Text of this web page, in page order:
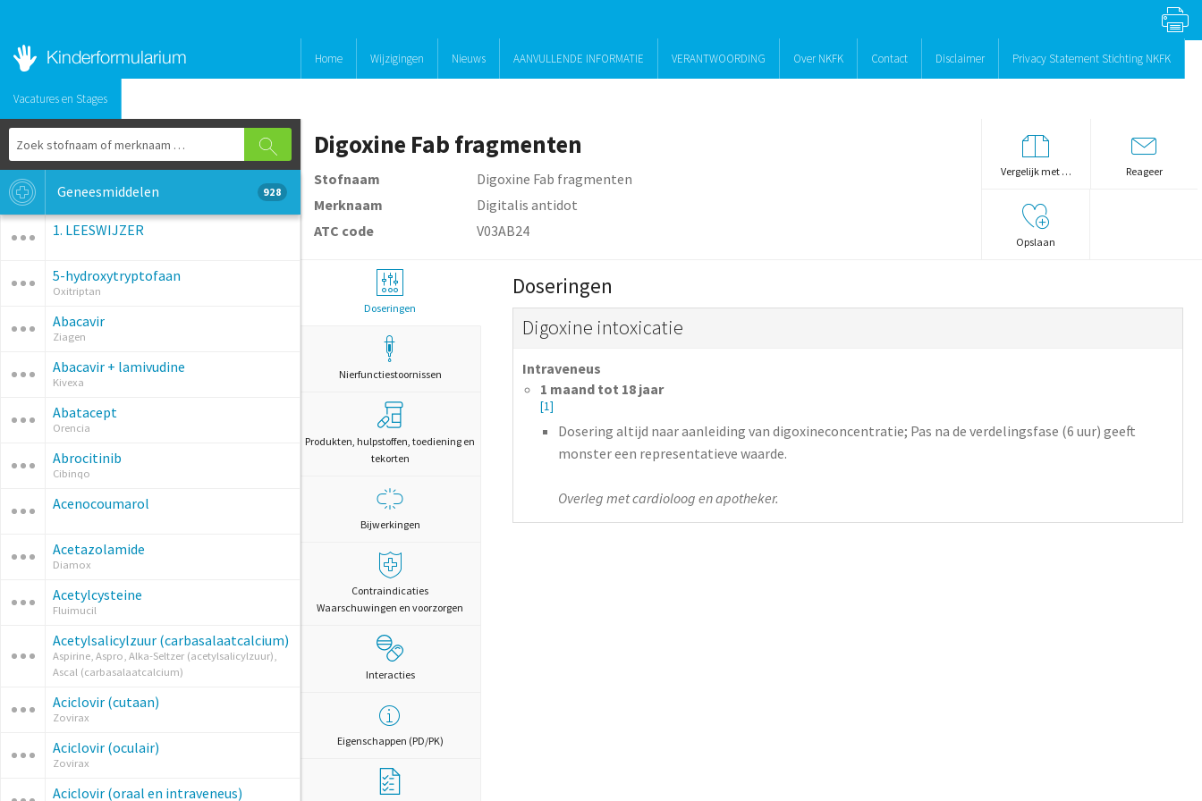
Home Wijzigingen Nieuws AANVULLENDE INFORMATIE VERANTWOORDING Over NKFK Contact Disclaimer Privacy Statement Stichting NKFK
Vacatures en Stages
Geneesmiddelen 928
1. LEESWIJZER
5-hydroxytryptofaan
Oxitriptan
Abacavir
Ziagen
Abacavir + lamivudine
Kivexa
Abatacept
Orencia
Abrocitinib
Cibinqo
Acenocoumarol
Acetazolamide
Diamox
Acetylcysteine
Fluimucil
Acetylsalicylzuur (carbasalaatcalcium)
Aspirine, Aspro, Alka-Seltzer (acetylsalicylzuur),
Ascal (carbasalaatcalcium)
Aciclovir (cutaan)
Zovirax
Aciclovir (oculair)
Zovirax
Aciclovir (oraal en intraveneus)
Digoxine Fab fragmenten
Stofnaam
Digoxine Fab fragmenten
Merknaam
Digitalis antidot
ATC code
V03AB24
Vergelijk met … Reageer
Opslaan
Doseringen
Nierfunctiestoornissen
Produkten, hulpstoffen, toediening en
tekorten
Bijwerkingen
Contraindicaties
Waarschuwingen en voorzorgen
Interacties
Eigenschappen (PD/PK)
Doseringen
Digoxine intoxicatie
Intraveneus
1 maand tot 18 jaar
[1]
Dosering altijd naar aanleiding van digoxineconcentratie; Pas na de verdelingsfase (6 uur) geeft
monster een representatieve waarde.
Overleg met cardioloog en apotheker.